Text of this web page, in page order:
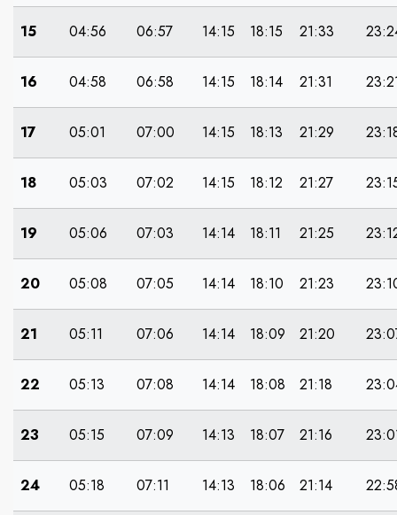
15 04:56 06:57 14:15 18:15 21:33
16 04:58 06:58 14:15 18:14 21:31
17 05:01 07:00 14:15 18:13 21:29
18 05:03 07:02 14:15 18:12 21:27
19 05:06 07:03 14:14 18:11 21:25
20 05:08 07:05 14:14 18:10 21:23
21 05:11 07:06 14:14 18:09 21:20
22 05:13 07:08 14:14 18:08 21:18
23 05:15 07:09 14:13 18:07 21:16
24 05:18 07:11 14:13 18:06 21:14